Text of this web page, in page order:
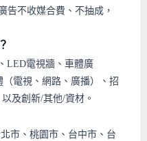
告不收媒合費、不抽成，
LED電視牆、車體廣
電視、網路、廣播）、招
及創新/其他/資材。
市、桃園市、台中市、台